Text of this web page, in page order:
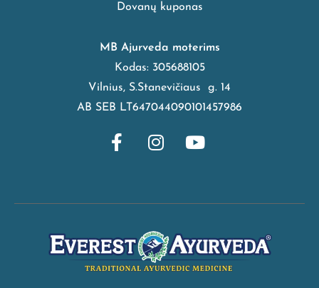
Dovanų kuponas
MB Ajurveda moterims
Kodas: 305688105
Vilnius, S.Stanevičiaus g. 14
AB SEB LT647044090101457986